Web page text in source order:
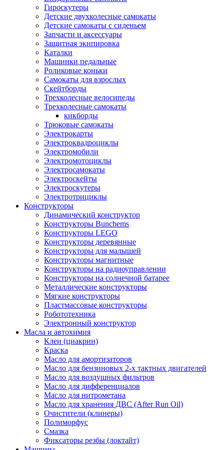
Гироскутеры
Детские двухколесные самокаты
Детские самокаты с сиденьем
Запчасти и аксессуары
Защитная экипировка
Каталки
Машинки педальные
Роликовые коньки
Самокаты для взрослых
Скейтборды
Трехколесные велосипеды
Трехколесные самокаты
кикборды
Трюковые самокаты
Электрокарты
Электроквадроциклы
Электромобили
Электромотоциклы
Электросамокаты
Электроскейты
Электроскутеры
Электротрициклы
Конструкторы
Динамический конструктор
Конструкторы Bunchems
Конструкторы LEGO
Конструкторы деревянные
Конструкторы для малышей
Конструкторы магнитные
Конструкторы на радиоуправлении
Конструкторы на солнечной батарее
Металлические конструкторы
Мягкие конструкторы
Пластмассовые конструкторы
Робототехника
Электронный конструктор
Масла и автохимия
Клеи (циакрин)
Краска
Масло для амортизаторов
Масло для бензиновых 2-х тактных двигателей
Масло для воздушных фильтров
Масло для дифференциалов
Масло для нитрометана
Масло для хранения ДВС (After Run Oil)
Очистители (клинеры)
Полиморфус
Смазка
Фиксаторы резбы (локтайт)